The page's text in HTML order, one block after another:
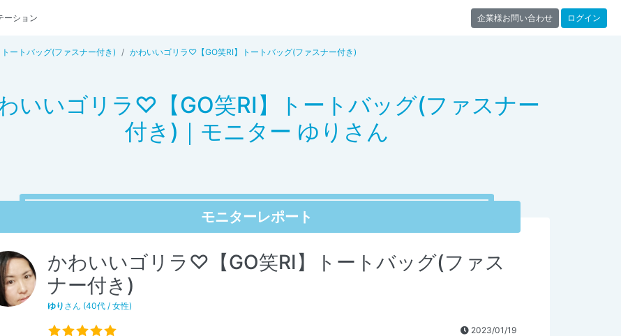
ーション 企業様お問い合わせ ログイン
トートバッグ(ファスナー付き) かわいいゴリラ♡【GO笑RI】トートバッグ(ファスナー付き)
いいゴリラ♡【GO笑RI】トートバッグ(ファスナー
付き)｜モニター ゆりさん
モニターレポート
かわいいゴリラ♡【GO笑RI】トートバッグ(ファス
ナー付き)
ゆり さん (40代 / 女性)
2023/01/19